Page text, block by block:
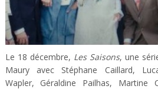
Le 18 décembre, Les Saisons, une
Maury avec Stéphane Caillard,
Wapler, Géraldine Pailhas, Martine